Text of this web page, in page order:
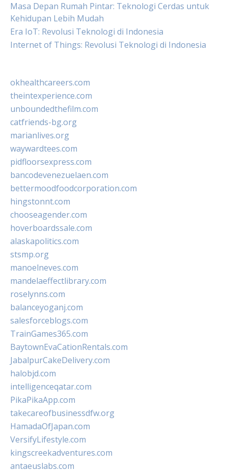
Masa Depan Rumah Pintar: Teknologi Cerdas untuk
Kehidupan Lebih Mudah
Era IoT: Revolusi Teknologi di Indonesia
Internet of Things: Revolusi Teknologi di Indonesia
okhealthcareers.com
theintexperience.com
unboundedthefilm.com
catfriends-bg.org
marianlives.org
waywardtees.com
pidfloorsexpress.com
bancodevenezuelaen.com
bettermoodfoodcorporation.com
hingstonnt.com
chooseagender.com
hoverboardssale.com
alaskapolitics.com
stsmp.org
manoelneves.com
mandelaeffectlibrary.com
roselynns.com
balanceyoganj.com
salesforceblogs.com
TrainGames365.com
BaytownEvaCationRentals.com
JabalpurCakeDelivery.com
halobjd.com
intelligenceqatar.com
PikaPikaApp.com
takecareofbusinessdfw.org
HamadaOfJapan.com
VersifyLifestyle.com
kingscreekadventures.com
antaeuslabs.com